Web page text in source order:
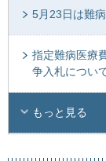
5月23日は難
指定難病医療
争入札につい
もっと見る